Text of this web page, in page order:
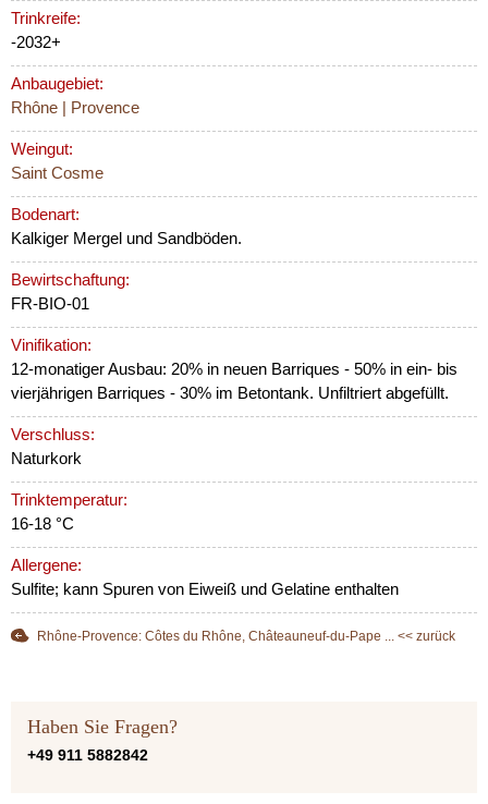
Trinkreife:
-2032+
Anbaugebiet:
Rhône | Provence
Weingut:
Saint Cosme
Bodenart:
Kalkiger Mergel und Sandböden.
Bewirtschaftung:
FR-BIO-01
Vinifikation:
12-monatiger Ausbau: 20% in neuen Barriques - 50% in ein- bis
vierjährigen Barriques - 30% im Betontank. Unfiltriert abgefüllt.
Verschluss:
Naturkork
Trinktemperatur:
16-18 °C
Allergene:
Sulfite; kann Spuren von Eiweiß und Gelatine enthalten
Rhône-Provence: Côtes du Rhône, Châteauneuf-du-Pape ... << zurück
Haben Sie Fragen?
+49 911 5882842